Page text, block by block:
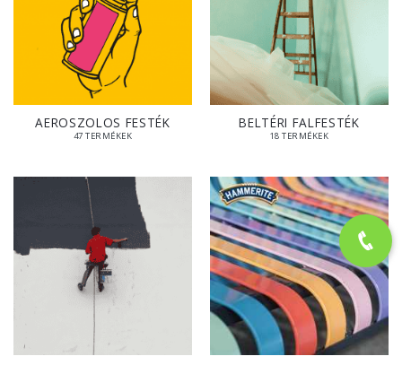
AEROSZOLOS FESTÉK
47 TERMÉKEK
BELTÉRI FALFESTÉK
18 TERMÉKEK